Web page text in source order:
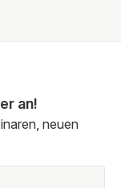
an!
neuen